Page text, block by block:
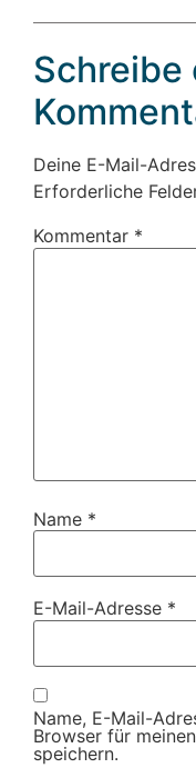
Schreibe
Deine E-Mail-
Erforderliche
Kommentar *
Name *
E-Mail-Adresse *
Name, E-Mail-
Browser für
speichern.